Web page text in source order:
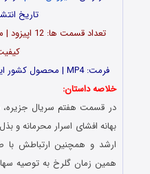
تاریخ
فرمت: MP4 | محصول کشور ایران | تهیه کننده: منوچهر محمدی
خلاصه داستان:
در قسمت هفتم سریال جزیره،
بهانه افشای اسرار محرمانه و
ارشد و همچنین ارتباطش با
همین زمان گلرخ به توصیه